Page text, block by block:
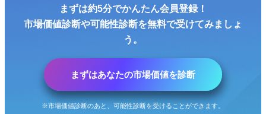
まずは約5分でかんたん会員登録！
市場価値診断や可能性診断を無料で受けてみましょ
う。
まずはあなたの市場価値を診断
※市場価値診断のあと、可能性診断を受けることができます。